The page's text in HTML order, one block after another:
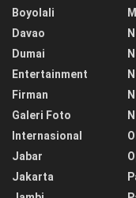
Boyolali
Davao
Dumai
Entertainment
Firman
Galeri Foto
Internasional
Jabar
Jakarta